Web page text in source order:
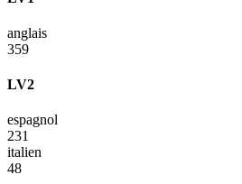
anglais
359
LV2
espagnol
231
italien
48